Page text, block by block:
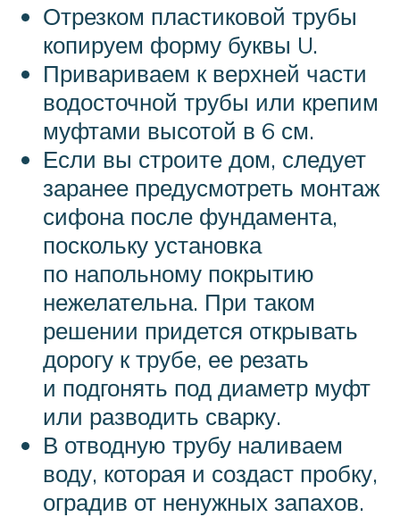
Отрезком пластиковой трубы
копируем форму буквы U.
Привариваем к верхней части
водосточной трубы или крепим
муфтами высотой в 6 см.
Если вы строите дом, следует
заранее предусмотреть монтаж
сифона после фундамента,
поскольку установка
по напольному покрытию
нежелательна. При таком
решении придется открывать
дорогу к трубе, ее резать
и подгонять под диаметр муфт
или разводить сварку.
В отводную трубу наливаем
воду, которая и создаст пробку,
оградив от ненужных запахов.